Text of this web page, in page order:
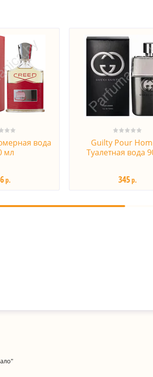
вода
мл
р.
Guilty Pour
Туалетная вода
345р.